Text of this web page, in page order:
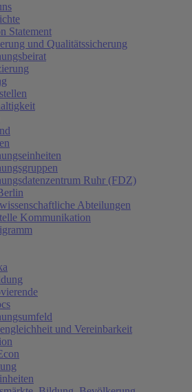
Statement
und Qualitätssicherung
Ruhr (FDZ)
Abteilungen
Kommunikation
und Vereinbarkeit